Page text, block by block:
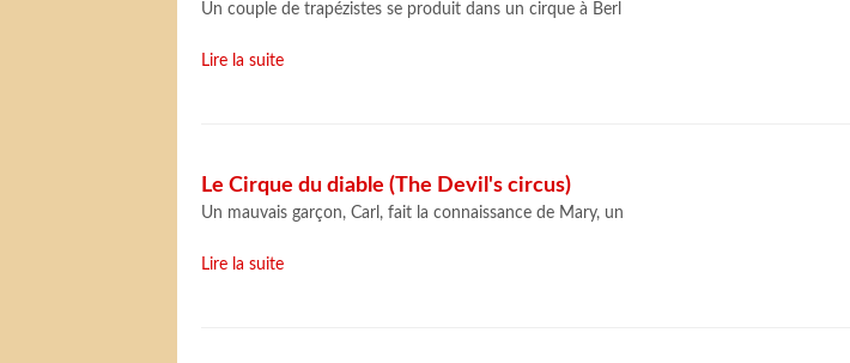
Un couple de trapézistes se produit dans un cirque à Berl
Lire la suite
Le Cirque du diable (The Devil's circus)
Un mauvais garçon, Carl, fait la connaissance de Mary, un
Lire la suite